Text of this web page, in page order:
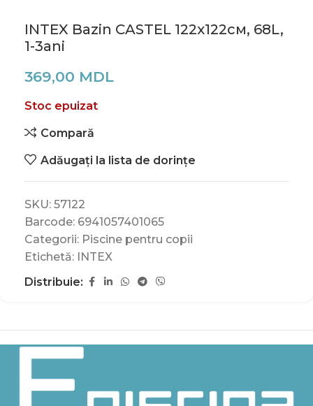
INTEX Bazin CASTEL 122х122см, 68L,
1-3ani
369,00 MDL
Stoc epuizat
Compară
Adăugați la lista de dorințe
SKU: 57122
Barcode: 6941057401065
Categorii: Piscine pentru copii
Etichetă:
INTEX
Distribuie: